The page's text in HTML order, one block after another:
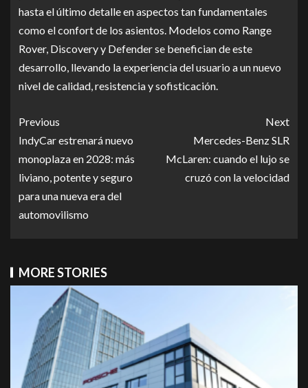
hasta el último detalle en aspectos tan fundamentales
como el confort de los asientos. Modelos como Range
Rover, Discovery y Defender se benefician de este
desarrollo, llevando la experiencia del usuario a un nuevo
nivel de calidad, resistencia y sofisticación.
Previous
IndyCar estrenará nuevo
monoplaza en 2028: más
liviano, potente y seguro
para una nueva era del
automovilismo
Next
Mercedes-Benz SLR
McLaren: cuando el lujo se
cruzó con la velocidad
MORE STORIES